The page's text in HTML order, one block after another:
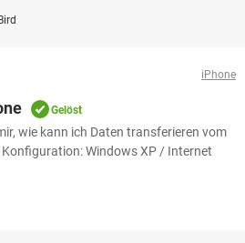
iPhone
Gelöst
wie kann ich Daten transferieren vom
Windows XP / Internet